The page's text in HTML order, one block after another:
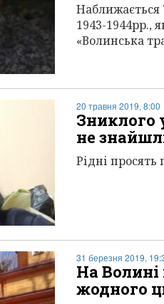
Наближається
1943-1944рр.,
«Волинська
20 травня 2019, 8:00
Зниклого
не
Рідні просять
31 березня 2019,
На Волині
жодного